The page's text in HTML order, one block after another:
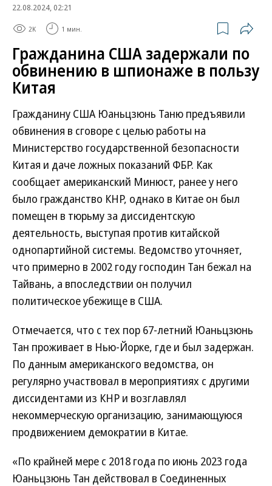
22.08.2024, 02:21
2K 1 мин.
Гражданина США задержали по
обвинению в шпионаже в пользу
Китая
Гражданину США Юаньцзюнь Таню предъявили
обвинения в сговоре с целью работы на
Министерство государственной безопасности
Китая и даче ложных показаний ФБР. Как
сообщает американский Минюст, ранее у него
было гражданство КНР, однако в Китае он был
помещен в тюрьму за диссидентскую
деятельность, выступая против китайской
однопартийной системы. Ведомство уточняет,
что примерно в 2002 году господин Тан бежал на
Тайвань, а впоследствии он получил
политическое убежище в США.
Отмечается, что с тех пор 67-летний Юаньцзюнь
Тан проживает в Нью-Йорке, где и был задержан.
По данным американского ведомства, он
регулярно участвовал в мероприятиях с другими
диссидентами из КНР и возглавлял
некоммерческую организацию, занимающуюся
продвижением демократии в Китае.
«По крайней мере с 2018 года по июнь 2023 года
Юаньцзюнь Тан действовал в Соединенных